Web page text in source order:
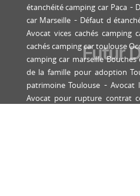
étanchéité camping car Paca
car Marseille
Défaut d
Avocat vices cachés camping
cachés camping car toulouse
camping car marseille
de la famille pour adoption
patrimoine Toulouse
Avocat
Avocat pour rupture contrat